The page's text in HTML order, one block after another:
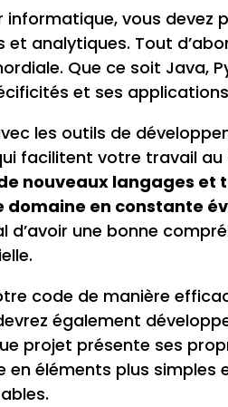
vous devez
analytiques. Tout
Que ce soit Java,
et ses
les outils de
facilitent votre travail au
nouveaux langages et
en constante
une bonne
code de manière
également
projet présente ses
éléments plus simples